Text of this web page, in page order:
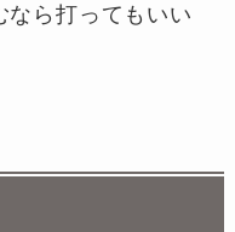
なら打ってもいい